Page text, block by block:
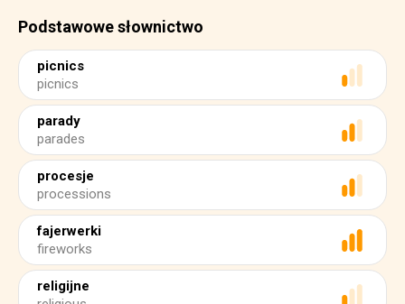
Podstawowe słownictwo
picnics
picnics
parady
parades
procesje
processions
fajerwerki
fireworks
religijne